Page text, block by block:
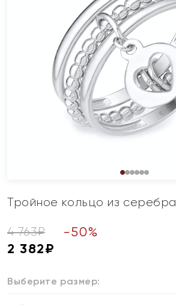
Тройное кольцо из серебра
4 763₽ -50%
2 382₽
Выберите размер: